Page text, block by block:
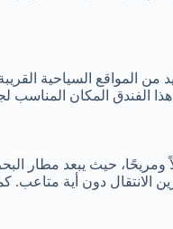
المواقع السياحية
الفندق المكان المناسب
دون أية متاعب.